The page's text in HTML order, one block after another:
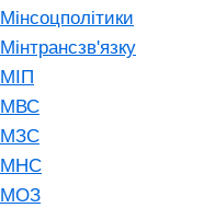
Мінсоцполітики
Мінтрансзв'язку
МІП
МВС
МЗС
МНС
МОЗ